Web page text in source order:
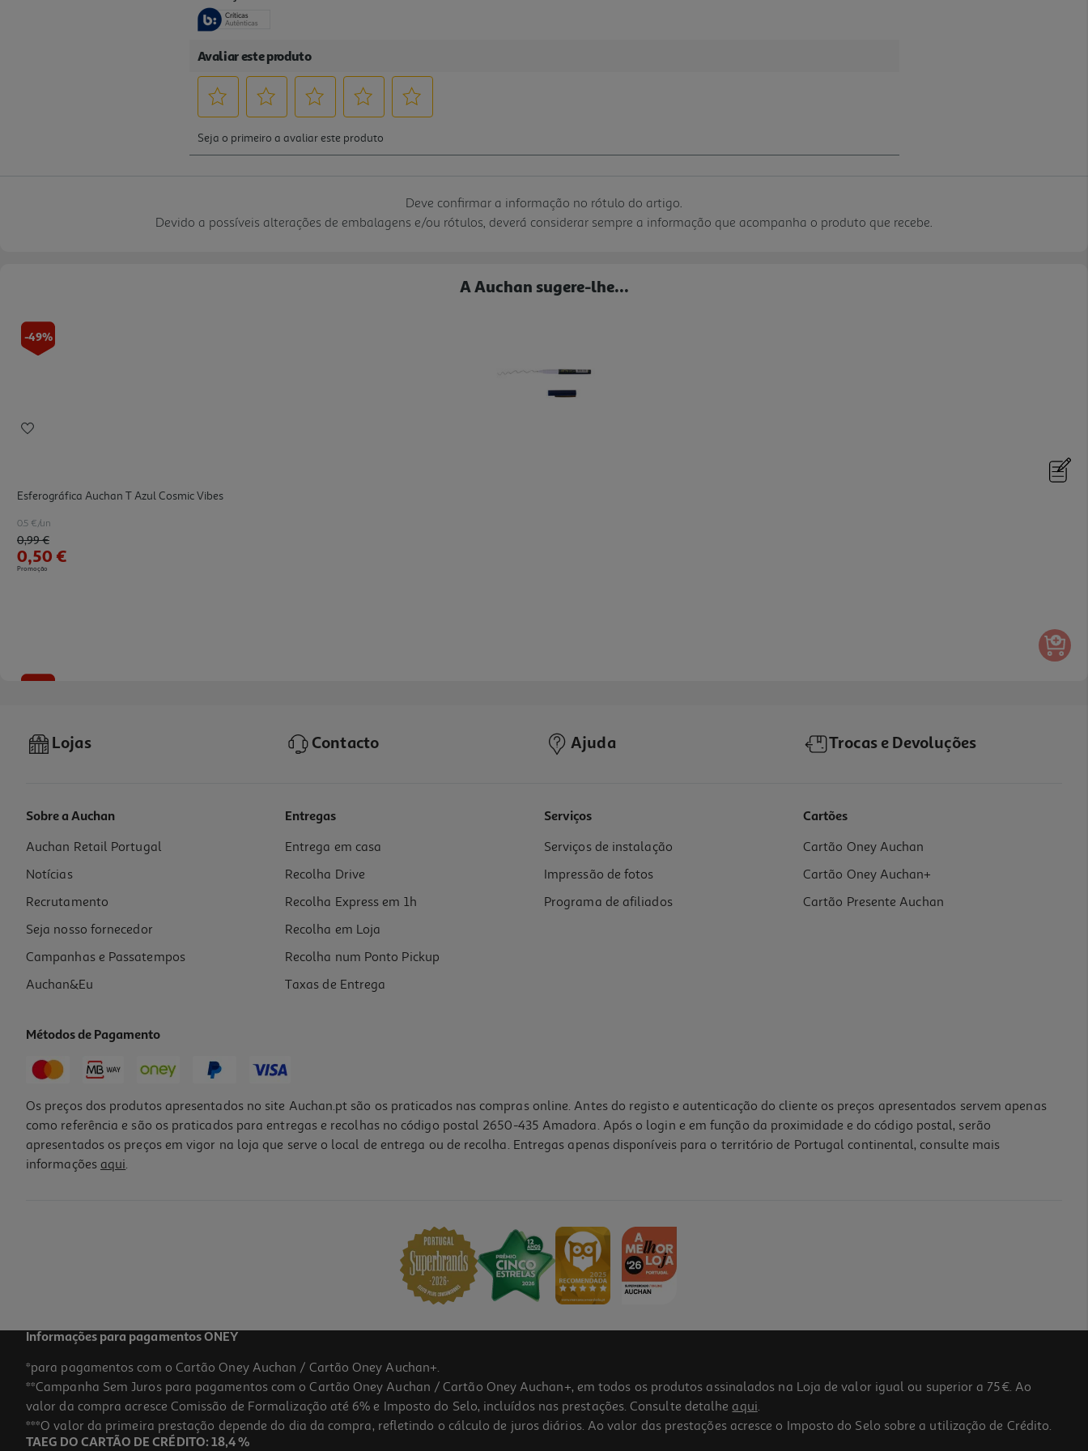
Deve confirmar a informação no rótulo do artigo.
Devido a possíveis alterações de embalagens e/ou rótulos, deverá considerar sempre a informação que acompanha o produto que recebe.
A Auchan sugere-lhe...
-49%
Esferográfica Auchan T Azul Cosmic Vibes
0.5 €/un
Price reduced from
0,99 €to
0,50 €
Promoção
Esferográfica Auchan T Preta Cosmic Vibes
0.5 €/un
0,50 €
-44%
Lojas Contacto Ajuda Trocas e Devoluções
Sobre a Auchan
Auchan Retail Portugal
Notícias
Recrutamento
Seja nosso fornecedor
Campanhas e Passatempos
Auchan&Eu
Entregas
Entrega em casa
Recolha Drive
Recolha Express em 1h
Recolha em Loja
Recolha num Ponto Pickup
Taxas de Entrega
Serviços
Serviços de instalação
Impressão de fotos
Programa de afiliados
Cartões
Cartão Oney Auchan
Cartão Oney Auchan+
Cartão Presente Auchan
Métodos de Pagamento
Os preços dos produtos apresentados no site Auchan.pt são os praticados nas compras online. Antes do registo e autenticação do cliente os preços apresentados servem apenas
como referência e são os praticados para entregas e recolhas no código postal 2650-435 Amadora. Após o login e em função da proximidade e do código postal, serão
apresentados os preços em vigor na loja que serve o local de entrega ou de recolha. Entregas apenas disponíveis para o território de Portugal continental, consulte mais
informações aqui.
Informações para pagamentos ONEY
*para pagamentos com o Cartão Oney Auchan / Cartão Oney Auchan+.
**Campanha Sem Juros para pagamentos com o Cartão Oney Auchan / Cartão Oney Auchan+, em todos os produtos assinalados na Loja de valor igual ou superior a 75€. Ao
valor da compra acresce Comissão de Formalização até 6% e Imposto do Selo, incluídos nas prestações. Consulte detalhe aqui.
***O valor da primeira prestação depende do dia da compra, refletindo o cálculo de juros diários. Ao valor das prestações acresce o Imposto do Selo sobre a utilização de Crédito.
TAEG DO CARTÃO DE CRÉDITO: 18,4 %